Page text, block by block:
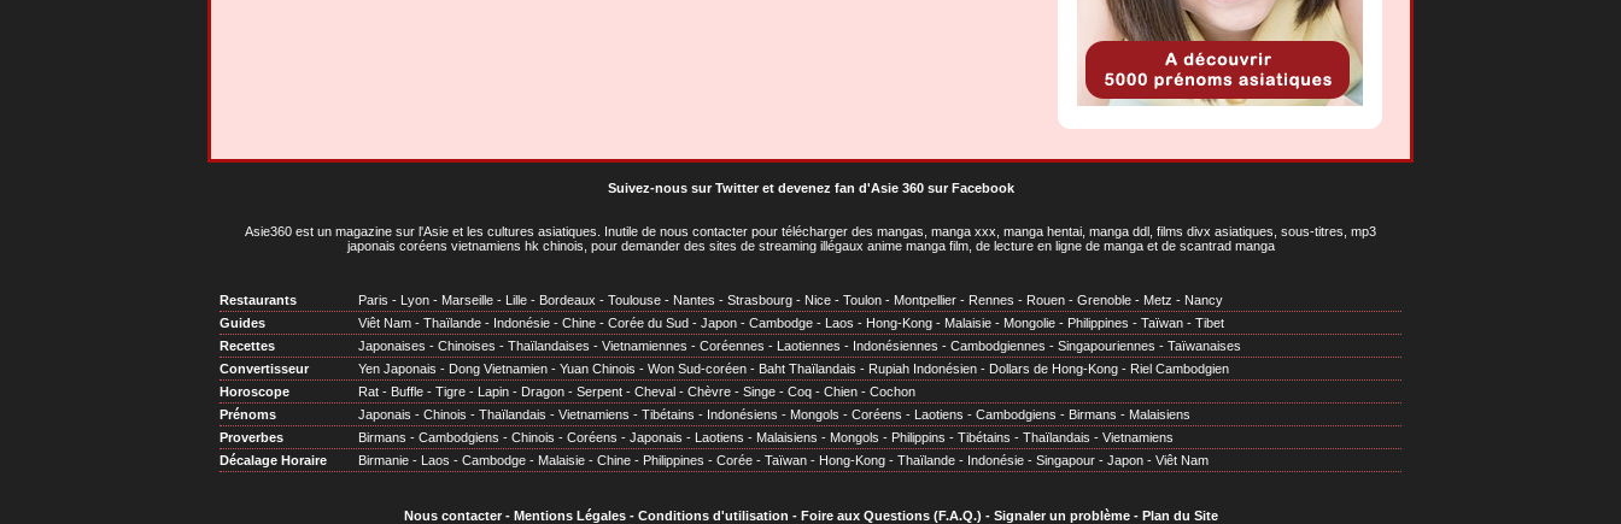
Suivez-nous sur Twitteret devenez fan d'Asie 360 sur Facebook
Asie360 est un magazine sur l'Asie et les cultures asiatiques . Inutile de nous contacter pour télécharger des mangas, manga xxx, manga hentai, manga ddl, films divx asiatiques, sous-titres, mp3
japonais coréens vietnamiens hk chinois, pour demander des sites de streaming illégaux anime manga film, de lecture en ligne de manga et de scantrad manga
Restaurants Paris - Lyon - Marseille - Lille - Bordeaux - Toulouse - Nantes - Strasbourg - Nice - Toulon - Montpellier - Rennes - Rouen - Grenoble - Metz - Nancy
Guides
Viêt Nam - Thaïlande - Indonésie - Chine - Corée du Sud - Japon - Cambodge - Laos - Hong-Kong - Malaisie - Mongolie - Philippines - Taïwan - Tibet
Recettes
Japonaises - Chinoises - Thaïlandaises - Vietnamiennes - Coréennes - Laotiennes - Indonésiennes - Cambodgiennes - Singapouriennes - Taïwanaises
Convertisseur
Yen Japonais - Dong Vietnamien - Yuan Chinois - Won Sud-coréen - Baht Thaïlandais - Rupiah Indonésien - Dollars de Hong-Kong - Riel Cambodgien
Horoscope
Rat - Buffle - Tigre - Lapin - Dragon - Serpent - Cheval - Chèvre - Singe - Coq - Chien - Cochon
Prénoms
Japonais - Chinois - Thaïlandais - Vietnamiens - Tibétains - Indonésiens - Mongols - Coréens - Laotiens - Cambodgiens - Birmans - Malaisiens
Proverbes
Birmans - Cambodgiens - Chinois - Coréens - Japonais - Laotiens - Malaisiens - Mongols - Philippins - Tibétains - Thaïlandais - Vietnamiens
Décalage Horaire
Birmanie - Laos - Cambodge - Malaisie - Chine - Philippines - Corée - Taïwan - Hong-Kong - Thaïlande - Indonésie - Singapour - Japon - Viêt Nam
Nous contacter- Mentions Légales- Conditions d'utilisation - Foire aux Questions (F.A.Q.) - Signaler un problème- Plan du Site